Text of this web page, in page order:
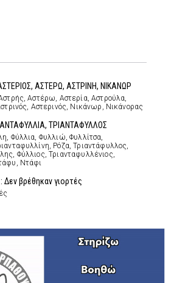
ΑΣΤΕΡΩ, ΑΣΤΡΙΝΗ, ΝΙΚΑΝΩΡ
Αστέρω, Αστερία, Αστρούλα,
Αστερινός, Νικάνωρ, Νικάνορας
ΤΡΙΑΝΤΑΦΥΛΛΟΣ
Φύλλια, Φυλλιώ, Φυλλίτσα,
Ρόζα, Τριαντάφυλλος,
Φύλλιος, Τριανταφυλλένιος,
Ντάφι
βρέθηκαν γιορτές